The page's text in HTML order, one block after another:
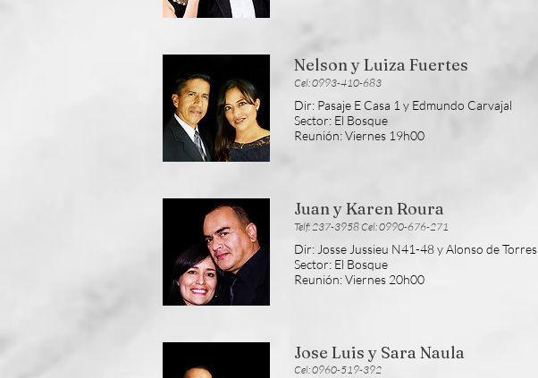
Nelson y Luiza Fuertes
Cel: 0993-410-683
Dir: Pasaje E Casa 1 y Edmundo Carvajal
Sector: El Bosque
Reunión: Viernes 19h00
Juan y Karen Roura
Telf: 237-3958 Cel: 0990-676-271
Dir: Josse Jussieu N41-48 y Alonso de Torres
Sector: El Bosque
Reunión: Viernes 20h00
Jose Luis y Sara Naula
Cel: 0960-519-392